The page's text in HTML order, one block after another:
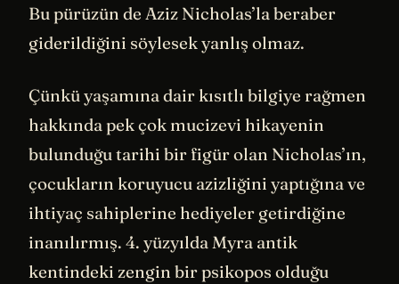
Bu pürüzün de Aziz Nicholas’la beraber
giderildiğini söylesek yanlış olmaz.
Çünkü yaşamına dair kısıtlı bilgiye rağmen
hakkında pek çok mucizevi hikayenin
bulunduğu tarihi bir figür olan Nicholas’ın,
çocukların koruyucu azizliğini yaptığına ve
ihtiyaç sahiplerine hediyeler getirdiğine
inanılırmış. 4. yüzyılda Myra antik
kentindeki zengin bir psikopos olduğu